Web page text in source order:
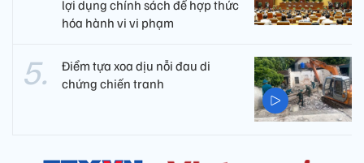
lợi dụng chính sách để hợp thức
hóa hành vi vi phạm
Điểm tựa xoa dịu nỗi đau di
chứng chiến tranh